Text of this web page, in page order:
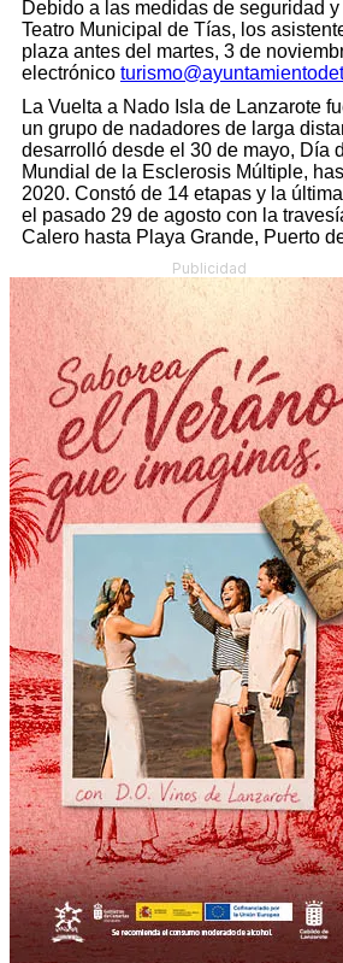
Debido a las medidas de seguridad
Teatro Municipal de Tías, los
plaza antes del martes, 3 de
electrónico
La Vuelta a Nado Isla de Lanzarote
un grupo de nadadores de larga
desarrolló desde el 30 de mayo, Día
Mundial de la Esclerosis Múltiple,
2020. Constó de 14 etapas y la
el pasado 29 de agosto con la
Calero hasta Playa Grande, Puerto
Publicidad